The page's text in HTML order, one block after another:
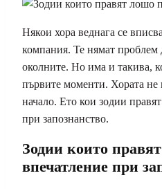
Някои хора веднага се
компания. Те нямат проблем
околните. Но има и такива,
първите моменти. Хората не
начало. Ето кои зодии
при запознанство.
Зодии които
впечатление при